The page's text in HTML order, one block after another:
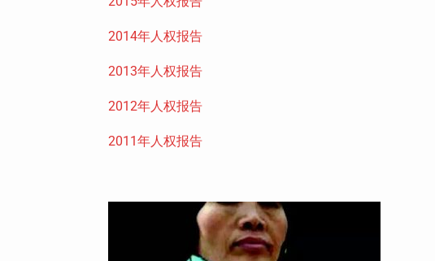
2014年人权报告
2013年人权报告
2012年人权报告
2011年人权报告